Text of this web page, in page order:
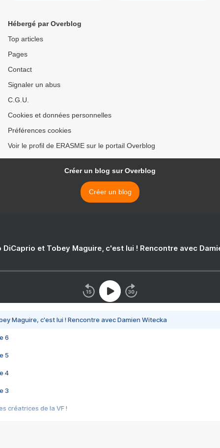
Hébergé par Overblog
Top articles
Pages
Contact
Signaler un abus
C.G.U.
Cookies et données personnelles
Préférences cookies
Voir le profil de ERASME sur le portail Overblog
Créer un blog sur Overblog
Créer un blog
DiCaprio et Tobey Maguire, c'est lui ! Rencontre avec
Maguire, c'est lui ! Rencontre avec Damien Witecka
6
5
4
3
créatrices de la VF !